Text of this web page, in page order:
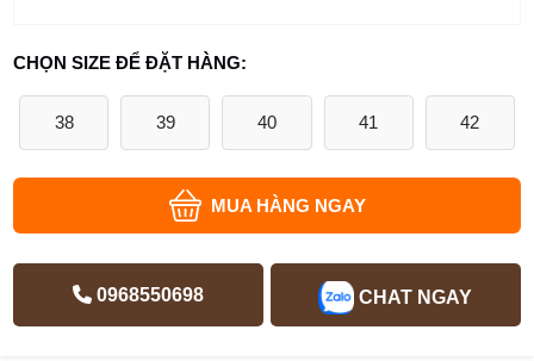
CHỌN SIZE ĐỂ ĐẶT HÀNG:
38 39 40 41 42
MUA HÀNG NGAY
0968550698 CHAT NGAY